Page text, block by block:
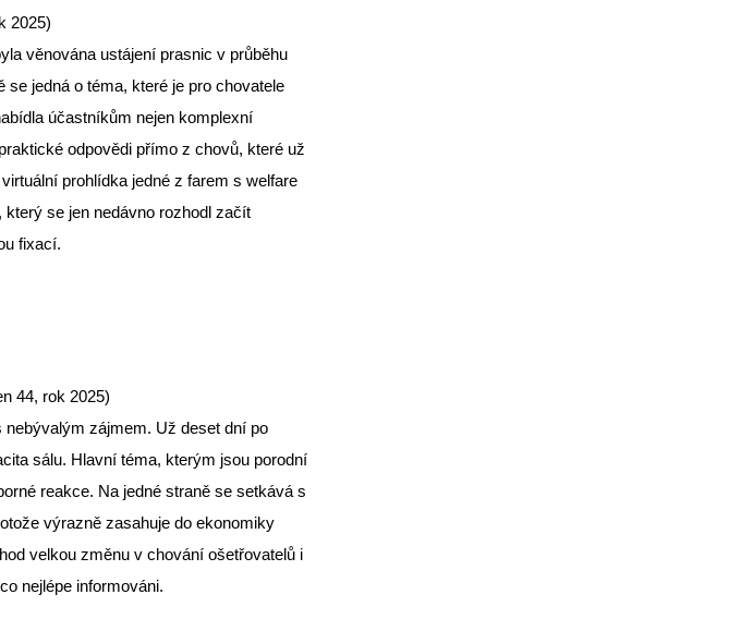
2025)
věnována ustájení prasnic v průběhu
jedná o téma, které je pro chovatele
účastníkům nejen komplexní
odpovědi přímo z chovů, které už
prohlídka jedné z farem s welfare
se jen nedávno rozhodl začít
fixací.
44, rok 2025)
zájmem. Už deset dní po
sálu. Hlavní téma, kterým jsou porodní
reakce. Na jedné straně se setkává s
výrazně zasahuje do ekonomiky
velkou změnu v chování ošetřovatelů i
nejlépe informováni.